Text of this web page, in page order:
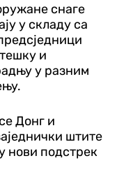
снаге
у складу са
и
у разним
Донг и
штите
нови подстрек